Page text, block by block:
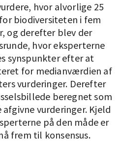
hvor alvorlige 25
biodiversiteten i fem
og derefter blev der
hvor eksperterne
synspunkter efter at
for medianværdien af
vurderinger. Derefter
beregnet som
vurderinger. Kjeld
på den måde er
frem til konsensus.